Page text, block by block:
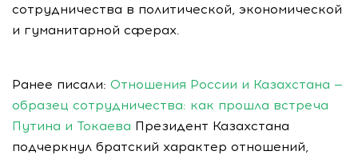
сотрудничества в политической, экономической
и гуманитарной сферах.
Ранее писали: Отношения России и Казахстана —
образец сотрудничества: как прошла встреча
Путина и Токаева Президент Казахстана
подчеркнул братский характер отношений,